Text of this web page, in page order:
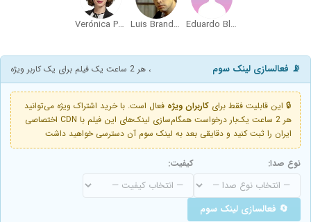
Eduardo Blanco
Luis Brandoni
Verónica Pelaccini
📡 فعالسازی لینک سوم ، هر 2 ساعت یک فیلم برای یک کاربر ویژه
🔒 این قابلیت فقط برای کاربران ویژه فعال است. با خرید اشتراک ویژه می‌توانید
هر 2 ساعت یک‌بار درخواست همگام‌سازی لینک‌های این فیلم با CDN اختصاصی
ایران را ثبت کنید و دقایقی بعد به لینک سوم آن دسترسی خواهید داشت
نوع صدا: کیفیت:
🔄 فعالسازی لینک سوم